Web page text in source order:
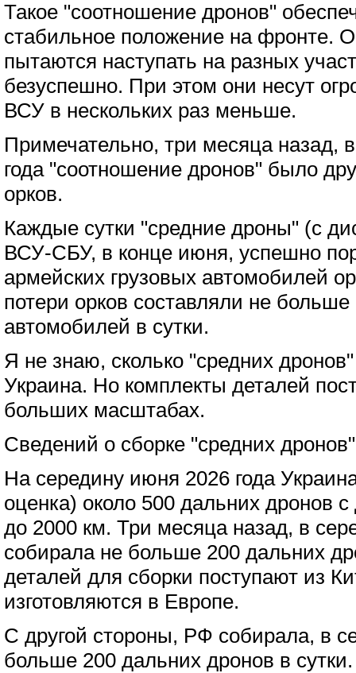
Такое "соотношение дронов"
стабильное положение на фронте.
пытаются наступать на разных
безуспешно. При этом они несут
ВСУ в нескольких раз меньше.
Примечательно, три месяца назад,
года "соотношение дронов" было
орков.
Каждые сутки "средние дроны" (с
ВСУ-СБУ, в конце июня, успешно
армейских грузовых автомобилей
потери орков составляли не больше
автомобилей в сутки.
Я не знаю, сколько "средних
Украина. Но комплекты деталей
больших масштабах.
Сведений о сборке "средних
На середину июня 2026 года
оценка) около 500 дальних дронов
до 2000 км. Три месяца назад, в
собирала не больше 200 дальних
деталей для сборки поступают из
изготовляются в Европе.
С другой стороны, РФ собирала, в
больше 200 дальних дронов в